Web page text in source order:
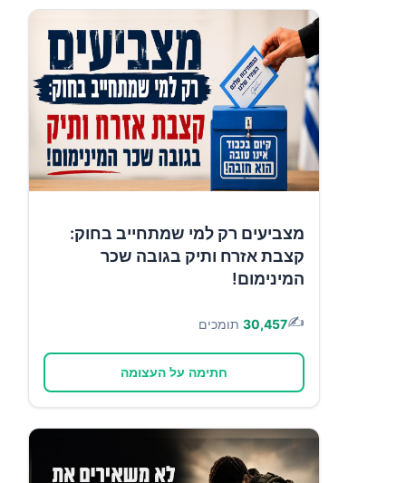
מצביעים רק למי שמתחייב בחוק:
קצבת אזרח ותיק בגובה שכר
המינימום!
✍️
30,457 תומכים
חתימה על העצומה